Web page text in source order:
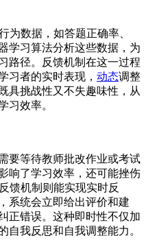
为数据，如答题正确率、
学习算法分析这些数据，为
路径。反馈机制在这一过程
习者的实时表现， 动态调整
具挑战性又不失趣味性，从
习效率。
要等待教师批改作业或考试
响了学习效率，还可能挫伤
馈机制则能实现实时反
系统会立即给出评价和建
正错误。这种即时性不仅加
自我反思和自我调整能力。